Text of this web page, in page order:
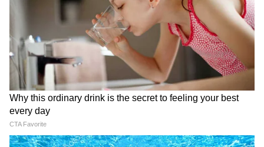
Related Articles
Hardik Pandya: এবারই শেষ, মুম্বই ইন্ডিয়ানস
ছাড়ছেন অধিনায়ক হার্দিক পান্ডিয়া!
আফগানিস্তানকে ইনিংস এবং
৩০০ রানে গুঁড়িয়ে দিয়ে রেকর্ড
ব্যবধানে জয় ভারতের, নজির
গড়লেন শুভমানরা
স্বপ্নের অভিষেক! প্রথম ম্যাচে
খেলতে নেমেই ৬ উইকেট, কোন
নয়া রেকর্ড গড়লেন মানব সুথার?